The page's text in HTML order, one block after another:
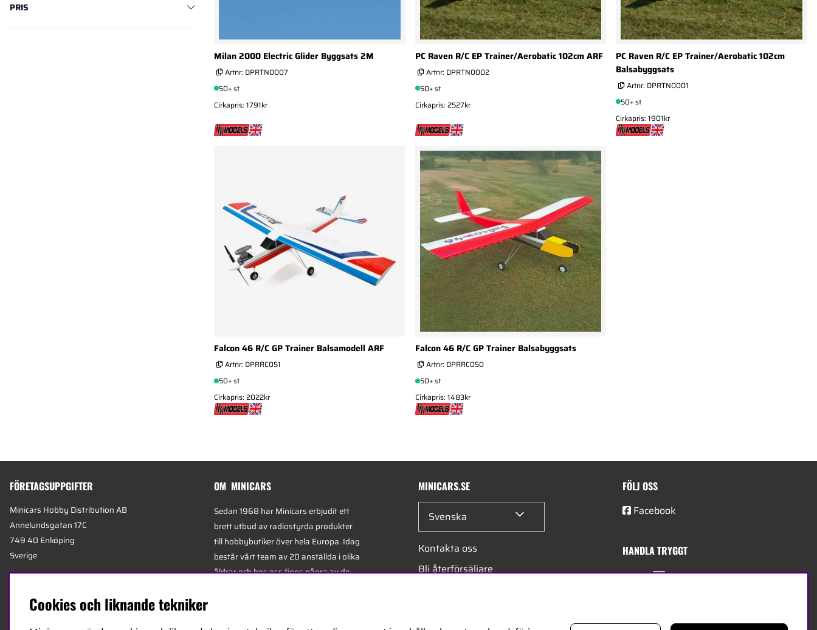
PRIS
Milan 2000 Electric Glider Byggsats 2M
Artnr: DPRTN0007
50+ st
Cirkapris: 1791kr
PC Raven R/C EP Trainer/Aerobatic 102cm ARF
Artnr: DPRTN0002
50+ st
Cirkapris: 2527kr
PC Raven R/C EP Trainer/Aerobatic 102cm
Balsabyggsats
Artnr: DPRTN0001
50+ st
Cirkapris: 1901kr
Falcon 46 R/C GP Trainer Balsamodell ARF
Artnr: DPRRC051
50+ st
Cirkapris: 2022kr
Falcon 46 R/C GP Trainer Balsabyggsats
Artnr: DPRRC050
50+ st
Cirkapris: 1483kr
FÖRETAGSUPPGIFTER
Minicars Hobby Distribution AB
Annelundsgatan 17C
749 40 Enköping
Sverige
E-mail:info@minicars.se
OM MINICARS
Sedan 1968 har Minicars erbjudit ett
brett utbud av radiostyrda produkter
till hobbybutiker över hela Europa. Idag
består vårt team av 20 anställda i olika
åldrar och hos oss finns några av de
MINICARS.SE
Svenska
Kontakta oss
Bli återförsäljare
FÖLJ OSS
Facebook
HANDLA TRYGGT
Cookies och liknande tekniker